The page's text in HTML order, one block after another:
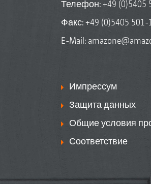
Телефон:+49 (0)5405
Факс: +49 (0)5405 501-
E-Mail:
Импрессум
Защита данных
Общие условия
Соответствие